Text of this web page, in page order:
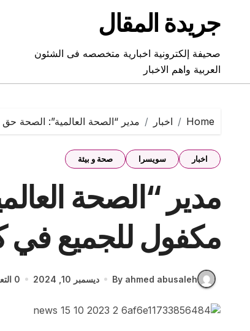
contentجريدة المقال
صحيفة إلكترونية اخبارية متخصصه فى الشئون
العربية واهم الاخبار
Home اخبار مدير “الصحة العالمية”: الصحة
اخبار سويسرا صحة و بيئة
مدير “الصحة
مكفول للجميع في
By ahmed abusaleh ديسمبر 10, 2024 0 التعليق